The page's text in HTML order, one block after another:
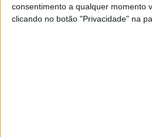
consentimento a qualquer momento
clicando no botão "Privacidade" na
lados, este design atraente irá
onde quer que vá. Inspirado no